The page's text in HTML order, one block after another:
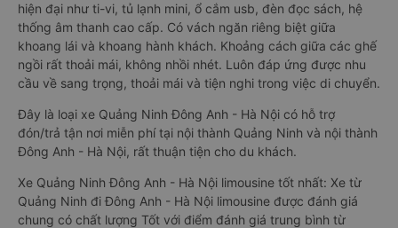
hiện đại như ti-vi, tủ lạnh mini, ổ cắm usb, đèn đọc sách, hệ
thống âm thanh cao cấp. Có vách ngăn riêng biệt giữa
khoang lái và khoang hành khách. Khoảng cách giữa các ghế
ngồi rất thoải mái, không nhồi nhét. Luôn đáp ứng được nhu
cầu về sang trọng, thoải mái và tiện nghi trong việc di chuyển.
Đây là loại xe Quảng Ninh Đông Anh - Hà Nội có hỗ trợ
đón/trả tận nơi miễn phí tại nội thành Quảng Ninh và nội thành
Đông Anh - Hà Nội, rất thuận tiện cho du khách.
Xe Quảng Ninh Đông Anh - Hà Nội limousine tốt nhất: Xe từ
Quảng Ninh đi Đông Anh - Hà Nội limousine được đánh giá
chung có chất lượng Tốt với điểm đánh giá trung bình từ